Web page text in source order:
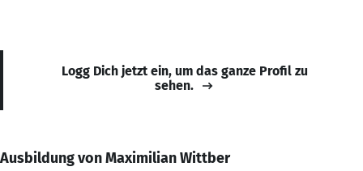
Logg Dich jetzt ein, um das ganze Profil zu
sehen.
Ausbildung von Maximilian Wittber